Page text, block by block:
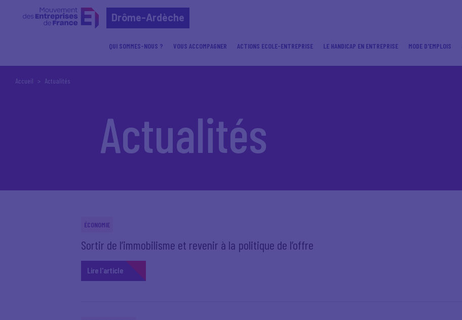
Drôme-Ardèche
QUI SOMMES-NOUS ? VOUS ACCOMPAGNER ACTIONS ECOLE-ENTREPRISE LE HANDICAP EN ENTREPRISE MODE D'EMPLOIS
Accueil Actualités
Actualités
ÉCONOMIE
Sortir de l’immobilisme et revenir à la politique de l’offre
Lire l'article